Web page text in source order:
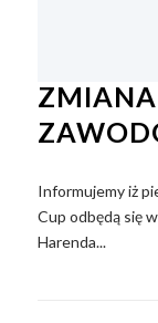
ZMIANA
Informujemy iż
Cup odbędą się
Harenda...